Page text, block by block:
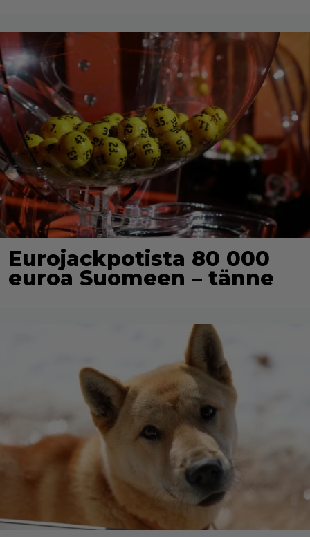
Eurojackpotista 80 000
euroa Suomeen – tänne